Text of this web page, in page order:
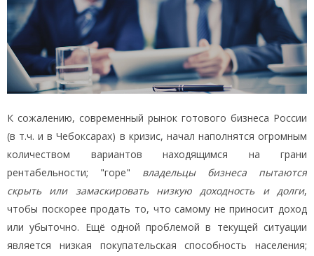
К сожалению, современный рынок готового бизнеса России
(в т.ч. и в Чебоксарах) в кризис, начал наполнятся огромным
количеством вариантов находящимся на грани
рентабельности; "горе" владельцы бизнеса пытаются
скрыть или замаскировать низкую доходность и долги,
чтобы поскорее продать то, что самому не приносит доход
или убыточно. Ещё одной проблемой в текущей ситуации
является низкая покупательская способность населения;